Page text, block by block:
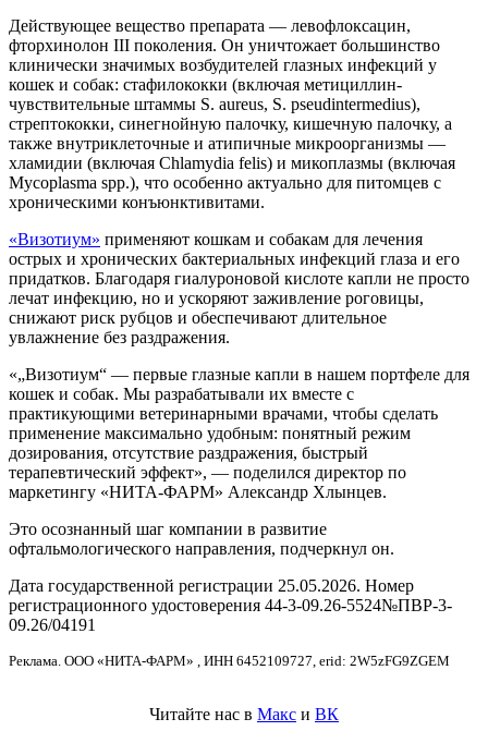
Действующее вещество препарата — левофлоксацин,
фторхинолон III поколения. Он уничтожает большинство
клинически значимых возбудителей глазных инфекций у
кошек и собак: стафилококки (включая метициллин-
чувствительные штаммы S. aureus, S. pseudintermedius),
стрептококки, синегнойную палочку, кишечную палочку, а
также внутриклеточные и атипичные микроорганизмы —
хламидии (включая Chlamydia felis) и микоплазмы (включая
Mycoplasma spp.), что особенно актуально для питомцев с
хроническими конъюнктивитами.
«Визотиум» применяют кошкам и собакам для лечения
острых и хронических бактериальных инфекций глаза и его
придатков. Благодаря гиалуроновой кислоте капли не просто
лечат инфекцию, но и ускоряют заживление роговицы,
снижают риск рубцов и обеспечивают длительное
увлажнение без раздражения.
«„Визотиум“ — первые глазные капли в нашем портфеле для
кошек и собак. Мы разрабатывали их вместе с
практикующими ветеринарными врачами, чтобы сделать
применение максимально удобным: понятный режим
дозирования, отсутствие раздражения, быстрый
терапевтический эффект», — поделился директор по
маркетингу «НИТА-ФАРМ» Александр Хлынцев.
Это осознанный шаг компании в развитие
офтальмологического направления, подчеркнул он.
Дата государственной регистрации 25.05.2026. Номер
регистрационного удостоверения 44-3-09.26-5524№ПВР-3-
09.26/04191
Реклама. ООО «НИТА-ФАРМ» , ИНН 6452109727, erid: 2W5zFG9ZGEM
Читайте нас в Макс и ВК